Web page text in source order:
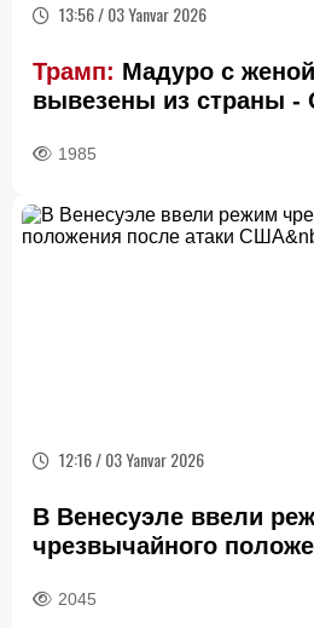
13:56 / 03 Yanvar 2026
Трамп: Мадуро с
вывезены из страны
1985
12:16 / 03 Yanvar 2026
В Венесуэле ввели
чрезвычайного
2045